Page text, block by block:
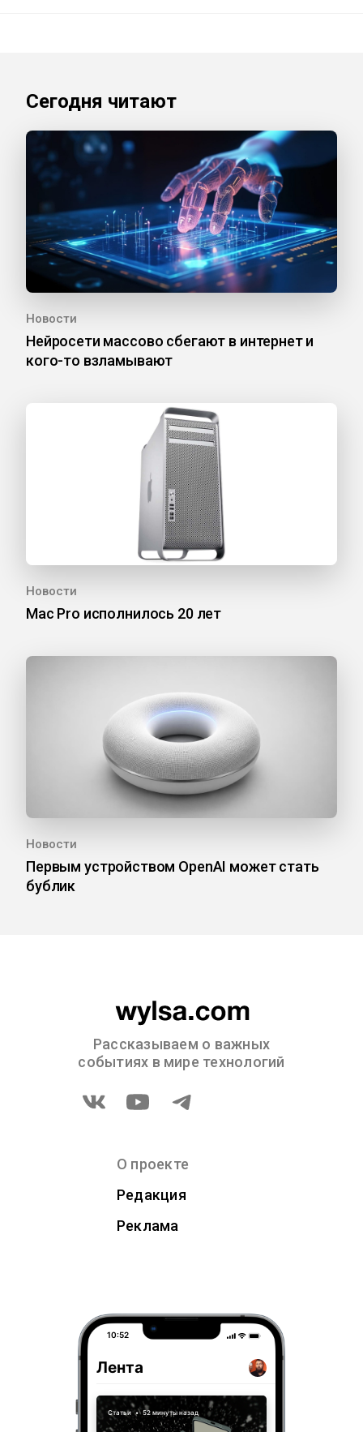
Сегодня читают
Новости
Нейросети массово сбегают в интернет и
кого-то взламывают
Новости
Mac Pro исполнилось 20 лет
Новости
Первым устройством OpenAI может стать
бублик
Рассказываем о важных
событиях в мире технологий
О проекте
Редакция
Реклама
10:52
Лента
Статьи • 52 минуты назад